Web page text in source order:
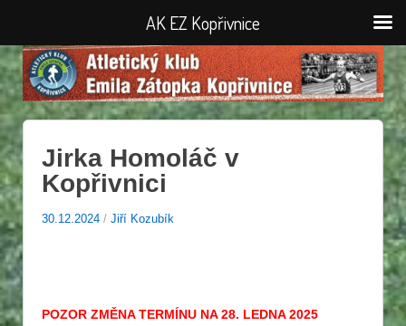
Jirka Homoláč v
Kopřivnici
30.12.2024 / Jiří Kozubík
POZOR ZMĚNA TERMÍNU NA 28. LEDNA 2025
AK EZ Kopřivnice